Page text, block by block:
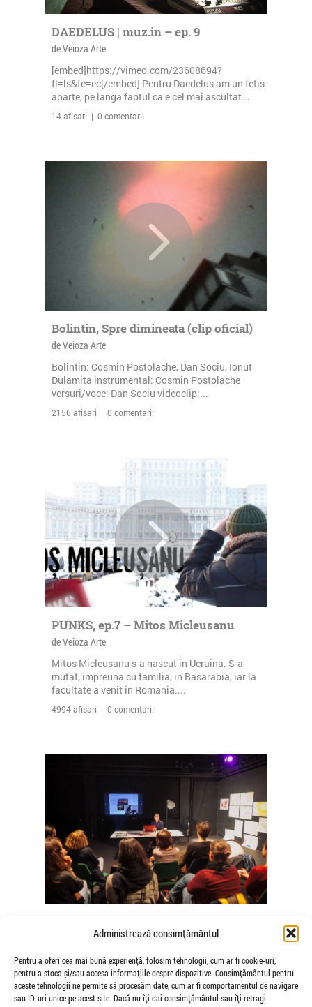
Administrează consimțământul
Pentru a oferi cea mai bună experiență, folosim tehnologii, cum ar fi cookie-uri,
pentru a stoca și/sau accesa informațiile despre dispozitive. Consimțământul pentru
aceste tehnologii ne permite să procesăm date, cum ar fi comportamentul de navigare
sau ID-uri unice pe acest site. Dacă nu îți dai consimțământul sau îți retragi
DAEDELUS | muz.in – ep. 9
de Veioza Arte
[embed]https://vimeo.com/23608694?
fl=ls&fe=ec[/embed] Pentru Daedelus am un fetis
aparte, pe langa faptul ca e cel mai ascultat...
14 afisari | 0 comentarii
Bolintin, Spre dimineata (clip oficial)
de Veioza Arte
Bolintin: Cosmin Postolache, Dan Sociu, Ionut
Dulamita instrumental: Cosmin Postolache
versuri/voce: Dan Sociu videoclip:...
2156 afisari | 0 comentarii
PUNKS, ep.7 – Mitos Micleusanu
de Veioza Arte
Mitos Micleusanu s-a nascut in Ucraina. S-a
mutat, impreuna cu familia, in Basarabia, iar la
facultate a venit in Romania....
4994 afisari | 0 comentarii
Somatice susținute de coregrafele
Mădălina Dan și Valentina De Piante
Niculae
de Veioza Arte